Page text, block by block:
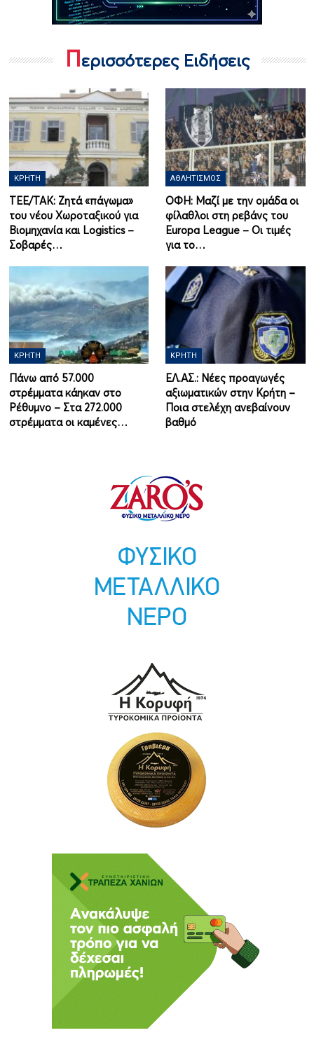
Περισσότερες Ειδήσεις
ΚΡΉΤΗ
ΤΕΕ/ΤΑΚ: Ζητά «πάγωμα»
του νέου Χωροταξικού για
Βιομηχανία και Logistics –
Σοβαρές…
ΑΘΛΗΤΙΣΜΌΣ
ΟΦΗ: Μαζί με την ομάδα οι
φίλαθλοι στη ρεβάνς του
Europa League – Οι τιμές
για το…
ΚΡΉΤΗ
Πάνω από 57.000
στρέμματα κάηκαν στο
Ρέθυμνο – Στα 272.000
στρέμματα οι καμένες…
ΚΡΉΤΗ
ΕΛ.ΑΣ.: Νέες προαγωγές
αξιωματικών στην Κρήτη –
Ποια στελέχη ανεβαίνουν
βαθμό